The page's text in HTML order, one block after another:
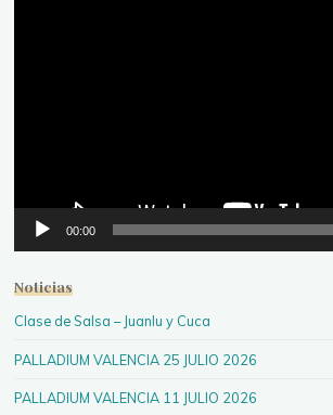
00:00
Noticias
Clase de Salsa – Juanlu y Cuca
PALLADIUM VALENCIA 25 JULIO 2026
PALLADIUM VALENCIA 11 JULIO 2026